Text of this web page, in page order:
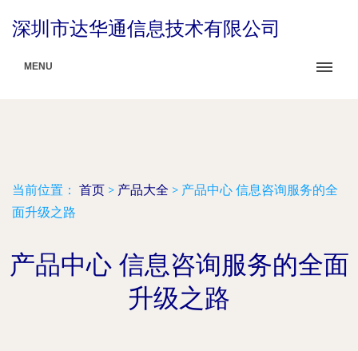
深圳市达华通信息技术有限公司
MENU
当前位置： 首页 > 产品大全 > 产品中心 信息咨询服务的全
面升级之路
产品中心 信息咨询服务的全面
升级之路